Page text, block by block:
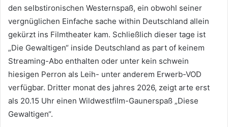
den selbstironischen Westernspaß, ein obwohl seiner
vergnüglichen Einfache sache within Deutschland allein
gekürzt ins Filmtheater kam. Schließlich dieser tage ist
„Die Gewaltigen“ inside Deutschland as part of keinem
Streaming-Abo enthalten oder unter kein schwein
hiesigen Perron als Leih- unter anderem Erwerb-VOD
verfügbar. Dritter monat des jahres 2026, zeigt arte erst
als 20.15 Uhr einen Wildwestfilm-Gaunerspaß „Diese
Gewaltigen“.